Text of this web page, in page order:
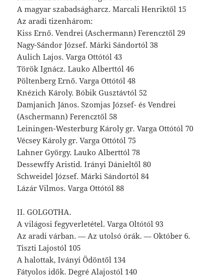
A magyar szabadságharcz. Marcali Henriktől 15
Az aradi tizenhárom:
Kiss Ernő. Vendrei (Aschermann) Ferencztől 29
Nagy-Sándor József. Márki Sándortól 38
Aulich Lajos. Varga Ottótól 43
Török Ignácz. Lauko Alberttól 46
Pöltenberg Ernő. Varga Ottótól 48
Knézich Károly. Bóbik Gusztávtól 52
Damjanich János. Szomjas József- és Vendrei
(Aschermann) Ferencztől 58
Leiningen-Westerburg Károly gr. Varga Ottótól 70
Vécsey Károly gr. Varga Ottótól 75
Lahner György. Lauko Alberttól 78
Dessewffy Aristid. Irányi Dánieltől 80
Schweidel József. Márki Sándortól 84
Lázár Vilmos. Varga Ottótól 88
II. GOLGOTHA.
A világosi fegyverletétel. Varga Oltótól 93
Az aradi várban. — Az utolsó órák. — Október 6.
Tiszti Lajostól 105
A halottak, Iványi Ödöntől 134
Fátyolos idők. Degré Alajostól 140